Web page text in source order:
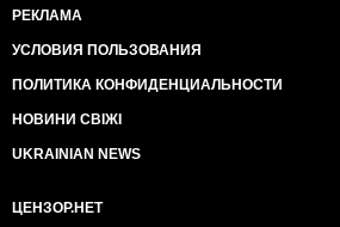
РЕКЛАМА
УСЛОВИЯ ПОЛЬЗОВАНИЯ
ПОЛИТИКА КОНФИДЕНЦИАЛЬНОСТИ
НОВИНИ СВІЖІ
UKRAINIAN NEWS
ЦЕНЗОР.НЕТ